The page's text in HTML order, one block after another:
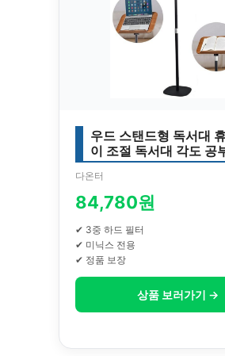
우드 스탠드형 독서대
이 조절 독서대 각도 공
다온터
84,780원
✔ 3중 하드 필터
✔ 미닉스 전용
✔ 정품 보장
상품 보러가기 →